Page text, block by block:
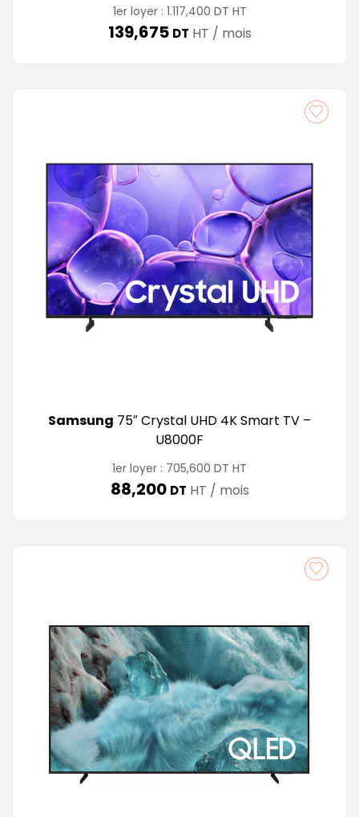
1er loyer : 1.117,400 DT HT
139,675 DT HT / mois
Samsung 75″ Crystal UHD 4K Smart TV –
U8000F
1er loyer : 705,600 DT HT
88,200 DT HT / mois